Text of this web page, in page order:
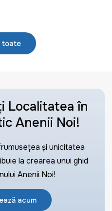
toate
Localitatea în
Anenii Noi!
și unicitatea
la crearea unui ghid
Anenii Noi!
acum